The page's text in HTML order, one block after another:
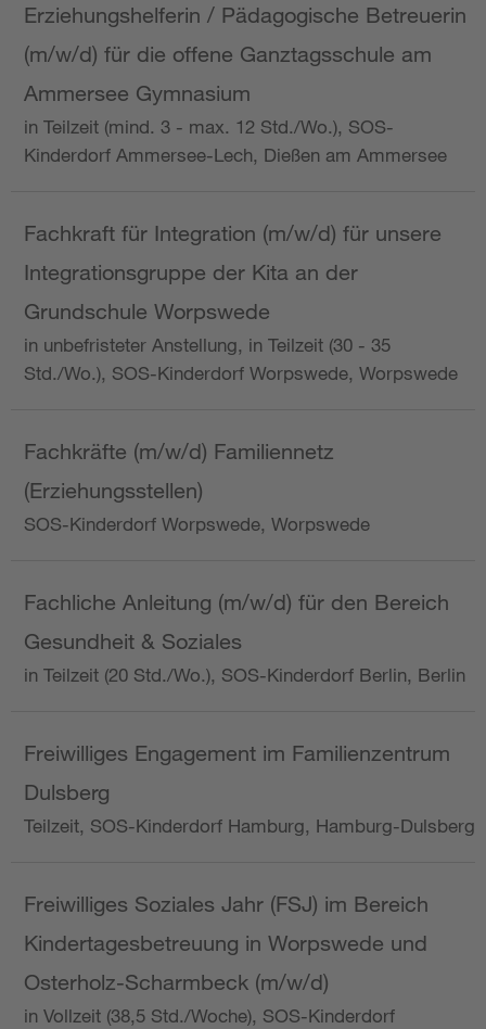
Erziehungshelferin / Pädagogische Betreuerin
(m/w/d) für die offene Ganztagsschule am
Ammersee Gymnasium
in Teilzeit (mind. 3 - max. 12 Std./Wo.), SOS-
Kinderdorf Ammersee-Lech, Dießen am Ammersee
Fachkraft für Integration (m/w/d) für unsere
Integrationsgruppe der Kita an der
Grundschule Worpswede
in unbefristeter Anstellung, in Teilzeit (30 - 35
Std./Wo.), SOS-Kinderdorf Worpswede, Worpswede
Fachkräfte (m/w/d) Familiennetz
(Erziehungsstellen)
SOS-Kinderdorf Worpswede, Worpswede
Fachliche Anleitung (m/w/d) für den Bereich
Gesundheit & Soziales
in Teilzeit (20 Std./Wo.), SOS-Kinderdorf Berlin, Berlin
Freiwilliges Engagement im Familienzentrum
Dulsberg
Teilzeit, SOS-Kinderdorf Hamburg, Hamburg-Dulsberg
Freiwilliges Soziales Jahr (FSJ) im Bereich
Kindertagesbetreuung in Worpswede und
Osterholz-Scharmbeck (m/w/d)
in Vollzeit (38,5 Std./Woche), SOS-Kinderdorf